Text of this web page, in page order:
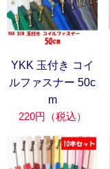
YKK 玉付き コイ
ルファスナー 50c
m
220円（税込）